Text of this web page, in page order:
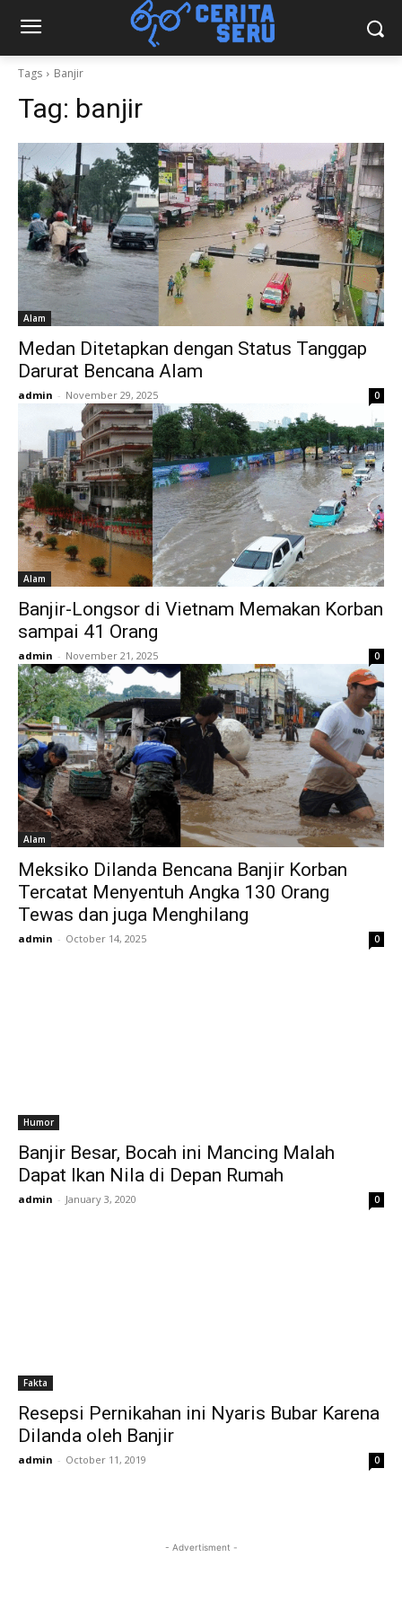
Tags Banjir
Tag: banjir
Alam
Medan Ditetapkan dengan Status Tanggap
Darurat Bencana Alam
admin - November 29, 2025 0
Alam
Banjir-Longsor di Vietnam Memakan Korban
sampai 41 Orang
admin - November 21, 2025 0
Alam
Meksiko Dilanda Bencana Banjir Korban
Tercatat Menyentuh Angka 130 Orang
Tewas dan juga Menghilang
admin - October 14, 2025 0
Humor
Banjir Besar, Bocah ini Mancing Malah
Dapat Ikan Nila di Depan Rumah
admin - January 3, 2020 0
Fakta
Resepsi Pernikahan ini Nyaris Bubar Karena
Dilanda oleh Banjir
admin - October 11, 2019 0
- Advertisment -